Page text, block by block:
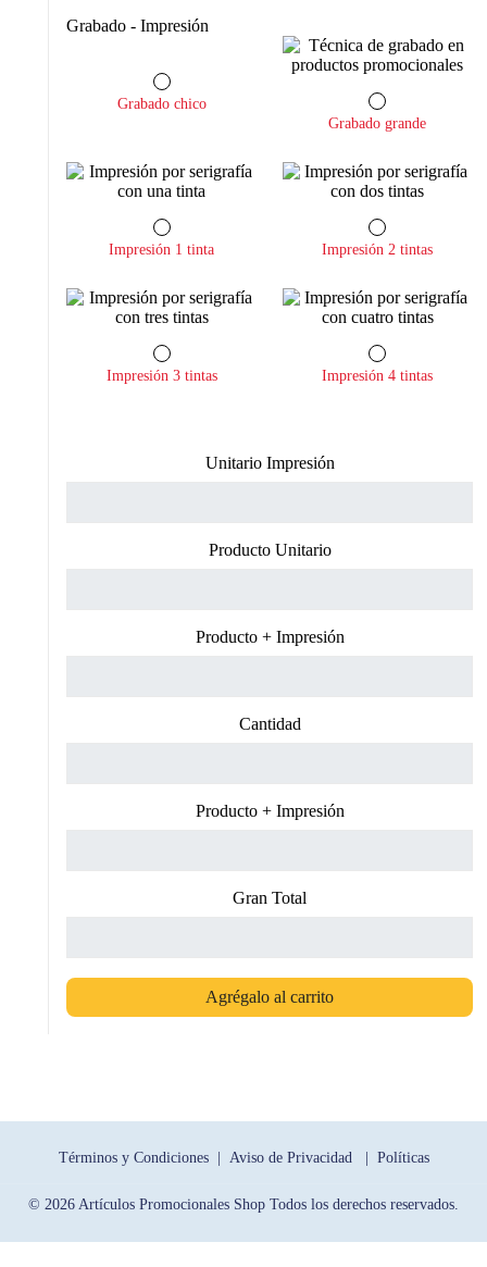
Grabado - Impresión
Grabado chico
Grabado grande
Impresión 1 tinta Impresión 2 tintas
Impresión 3 tintas Impresión 4 tintas
Unitario Impresión
Producto Unitario
Producto + Impresión
Cantidad
Producto + Impresión
Gran Total
Agrégalo al carrito
Términos y Condiciones | Aviso de Privacidad | Políticas
© 2026 Artículos Promocionales Shop Todos los derechos reservados.